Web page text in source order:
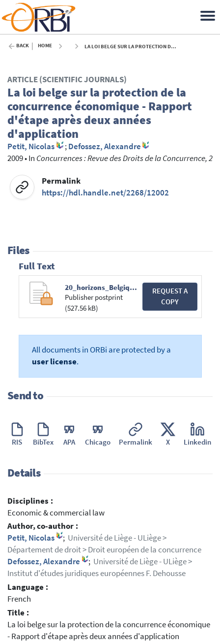
BACK HOME LA LOI BELGE SUR LA PROTECTION DE LA CONCURRENCE ÉCONOMIQUE - RAPPORT D'ÉTAPE APRÈS DEUX ANNÉES D'APPLICATION - 2009
ARTICLE (SCIENTIFIC JOURNALS)
La loi belge sur la protection de la
concurrence économique - Rapport
d'étape après deux années
d'application
Petit, Nicolas ;Defossez, Alexandre
2009•In Concurrences : Revue des Droits de la Concurrence, 2
Permalink
https://hdl.handle.net/2268/12002
Files
Full Text
20_horizons_Belgique-2.pdf
Publisher postprint
(527.56 kB)
REQUEST A
COPY
All documents in ORBi are protected by a
user license.
Send to
RIS BibTex APA Chicago Permalink X Linkedin
Details
Disciplines :
Economic & commercial law
Author, co-author :
Petit, Nicolas
; Université de Liège - ULiège >
Département de droit > Droit européen de la concurrence
Defossez, Alexandre
; Université de Liège - ULiège >
Institut d'études juridiques européennes F. Dehousse
Language :
French
Title :
La loi belge sur la protection de la concurrence économique
- Rapport d'étape après deux années d'application